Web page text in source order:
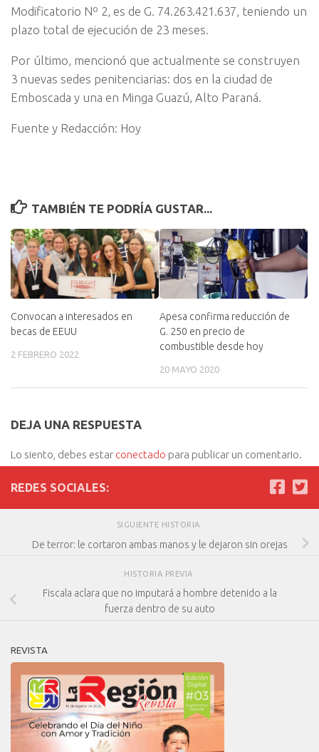
Modificatorio Nº 2, es de G. 74.263.421.637, teniendo un
plazo total de ejecución de 23 meses.
Por último, mencionó que actualmente se construyen
3 nuevas sedes penitenciarias: dos en la ciudad de
Emboscada y una en Minga Guazú, Alto Paraná.
Fuente y Redacción: Hoy
TAMBIÉN TE PODRÍA GUSTAR...
Convocan a interesados en
becas de EEUU
2 FEBRERO 2022
Apesa confirma reducción de
G. 250 en precio de
combustible desde hoy
20 MAYO 2020
DEJA UNA RESPUESTA
Lo siento, debes estar conectado para publicar un comentario.
REDES SOCIALES:
SIGUIENTE HISTORIA
De terror: le cortaron ambas manos y le dejaron sin orejas
HISTORIA PREVIA
Fiscala aclara que no imputará a hombre detenido a la
fuerza dentro de su auto
REVISTA